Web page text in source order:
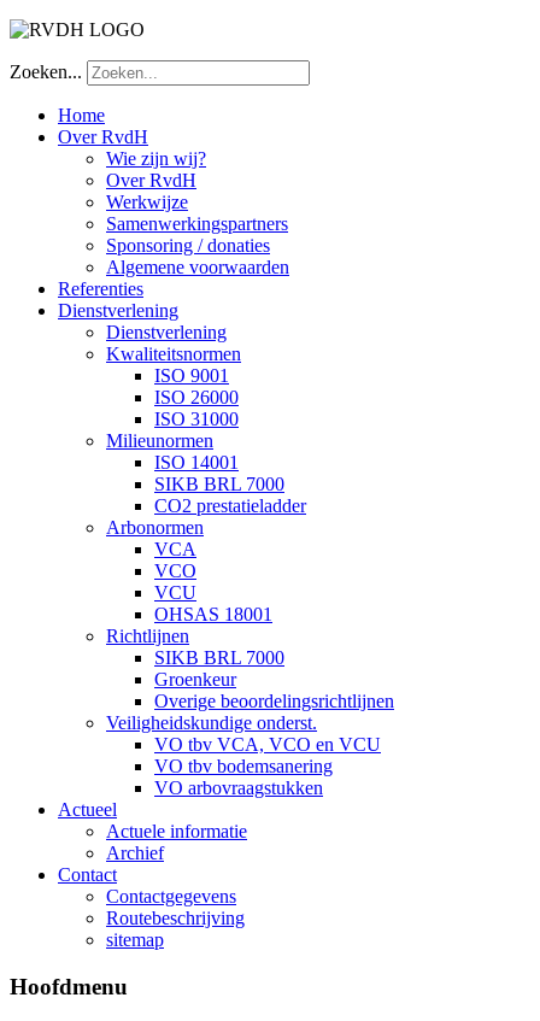
Zoeken...
Home
Over RvdH
Wie zijn wij?
Over RvdH
Werkwijze
Samenwerkingspartners
Sponsoring / donaties
Algemene voorwaarden
Referenties
Dienstverlening
Dienstverlening
Kwaliteitsnormen
ISO 9001
ISO 26000
ISO 31000
Milieunormen
ISO 14001
SIKB BRL 7000
CO2 prestatieladder
Arbonormen
VCA
VCO
VCU
OHSAS 18001
Richtlijnen
SIKB BRL 7000
Groenkeur
Overige beoordelingsrichtlijnen
Veiligheidskundige onderst.
VO tbv VCA, VCO en VCU
VO tbv bodemsanering
VO arbovraagstukken
Actueel
Actuele informatie
Archief
Contact
Contactgegevens
Routebeschrijving
sitemap
Hoofdmenu